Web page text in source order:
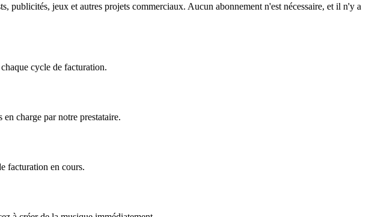
jeux et autres projets commerciaux. Aucun abonnement n'est nécessaire, et il n'y a
cycle de facturation.
charge par notre prestataire.
facturation en cours.